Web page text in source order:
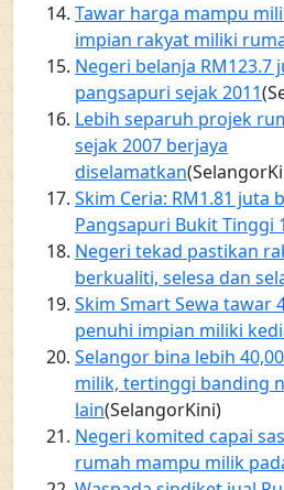
Tawar harga mampu
impian rakyat miliki
Negeri belanja RM123.7
pangsapuri sejak 2011
Lebih separuh projek
sejak 2007 berjaya
diselamatkan
Skim Ceria: RM1.81 juta
Pangsapuri Bukit Tinggi 1
Negeri tekad pastikan
berkualiti, selesa dan
Skim Smart Sewa tawar
penuhi impian miliki
Selangor bina lebih
milik, tertinggi banding
lain(SelangorKini)
Negeri komited capai
rumah mampu milik